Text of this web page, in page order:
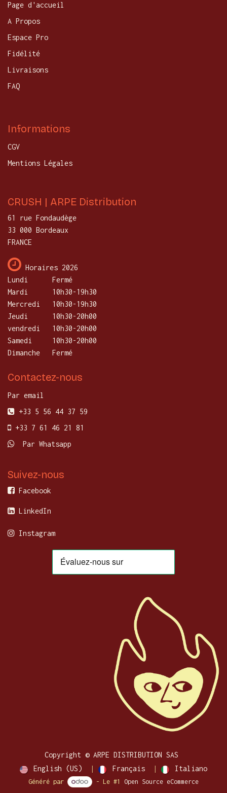
Page d'accueil
A Propos
Espace Pro
Fidélité
Livraisons
FAQ
Informations
CGV
Mentions Légales
CRUSH | ARPE Distribution
61 rue Fondaudège
33 000 Bordeaux
FRANCE
Horaires 2026
Lundi
​Fermé
Mardi
10h30-19h30
Mercredi
​10h30-19h30
Jeudi
10h30-20h00
vendredi
10h30-20h00
Samedi
10h30-20h00
Dimanche
Fermé
Contactez-nous
Par email
+33 5 56 44 37 59
+33 7 61 46 21 81
Par Whatsapp
Suivez-nous
Facebook
LinkedIn
Instagram
Copyright © ARPE DISTRIBUTION SAS
English (US)
| Français | Italiano
Généré par - Le #1 Open Source eCommerce